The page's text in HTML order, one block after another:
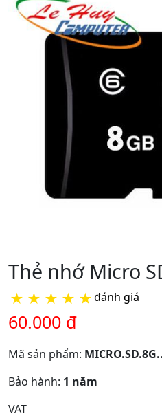
Thẻ nhớ Micro
★ ★ ★ ★ ★đánh giá
60.000 đ
Mã sản phẩm:
Bảo hành: 1 năm
VAT